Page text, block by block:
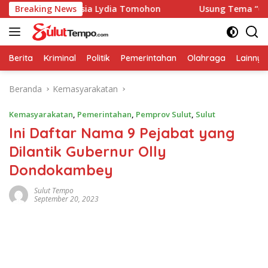
Langsung
ke
konten
Breaking News
Lanjut Usia Lydia Tomohon Usung Tema
Berita Kriminal Politik Pemerintahan Olahraga Lainnya
Beranda Kemasyarakatan
Kemasyarakatan, Pemerintahan, Pemprov Sulut, Sulut
Ini Daftar Nama 9 Pejabat yang
Dilantik Gubernur Olly
Dondokambey
Sulut Tempo
September 20, 2023